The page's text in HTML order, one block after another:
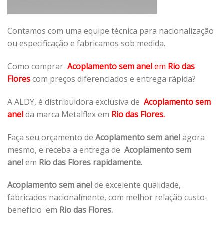
Contamos com uma equipe técnica para nacionalização
ou especificação e fabricamos sob medida.
Como comprar Acoplamento sem anelem Rio das
Florescom preços diferenciados e entrega rápida?
A ALDY, é distribuidora exclusiva de Acoplamento sem
anelda marca Metalflex em Rio das Flores.
Faça seu orçamento de Acoplamento sem anelagora
mesmo, e receba a entrega de Acoplamento sem
anelem Rio das Flores rapidamente.
Acoplamento sem anelde excelente qualidade,
fabricados nacionalmente, com melhor relação custo-
benefício em Rio das Flores.